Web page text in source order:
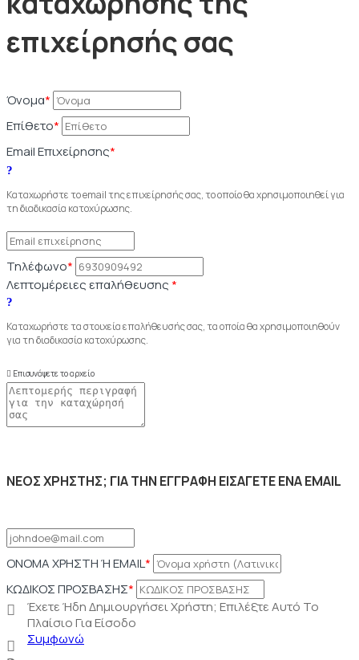
επιχείρησής σας
Όνομα*
Επίθετο*
Email Επιχείρησης*
Καταχωρήστε το email της επιχείρησής σας, το οποίο θα χρησιμοποιηθεί για
τη διαδικασία κατοχύρωσης.
Τηλέφωνο*
Λεπτομέρειες επαλήθευσης *
Καταχωρήστε τα στοιχεία επαλήθευσής σας, τα οποία θα χρησιμοποιηθούν
για τη διαδικασία κατοχύρωσης.
Επισυνάψετε το αρχείο
ΝΕΟΣ ΧΡΗΣΤΗΣ; ΓΙΑ ΤΗΝ ΕΓΓΡΑΦΗ ΕΙΣΑΓΕΤΕ ΕΝΑ EMAIL
ΟΝΟΜΑ ΧΡΗΣΤΗ Ή EMAIL*
ΚΩΔΙΚΟΣ ΠΡΟΣΒΑΣΗΣ*
Έχετε Ήδη Δημιουργήσει Χρήστη; Επιλέξτε Αυτό Το
Πλαίσιο Για Είσοδο
Συμφωνώ